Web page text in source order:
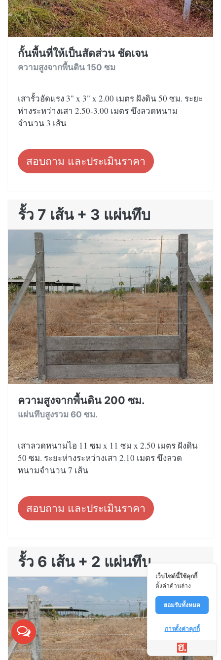
กั้นพื้นที่ให้เป็นสัดส่วน ชัดเจน
ความสูงจากพื้นดิน 150 ซม
เสารั้วอัดแรง 3" x 3" x 2.00 เมตร ฝังดิน 50 ซม. ระยะ
ห่างระหว่างเสา 2.50-3.00 เมตร ขึงลวดหนาม
จำนวน 3 เส้น
สอบถาม และประเมินราคา
รั้ว 7 เส้น + 3 แผ่นทึบ
ความสูงจากพื้นดิน 200 ซม.
แผ่นทึบสูงรวม 60 ซม.
เสาลวดหนามไอ 11 ซม x 11 ซม x 2.50 เมตร ฝังดิน
50 ซม. ระยะห่างระหว่างเสา 2.10 เมตร ขึงลวด
หนามจำนวน 7 เส้น
สอบถาม และประเมินราคา
รั้ว 6 เส้น + 2 แผ่นทึบ
เว็บไซต์นี้ใช้คุกกี้
ตั้งค่าด้านล่าง
ยอมรับทั้งหมด
การตั้งค่าคุกกี้